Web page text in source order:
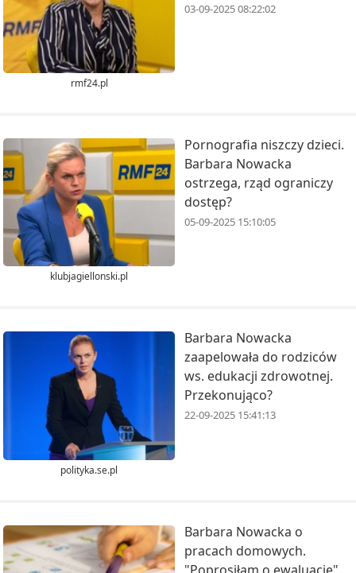
rmf24.pl
03-09-2025 08:22:02
klubjagiellonski.pl
Pornografia niszczy dzieci.
Barbara Nowacka
ostrzega, rząd ograniczy
dostęp?
05-09-2025 15:10:05
polityka.se.pl
Barbara Nowacka
zaapelowała do rodziców
ws. edukacji zdrowotnej.
Przekonująco?
22-09-2025 15:41:13
Barbara Nowacka o
pracach domowych.
"Poprosiłam o ewaluację"